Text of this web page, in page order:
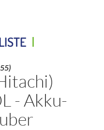
- Akku-